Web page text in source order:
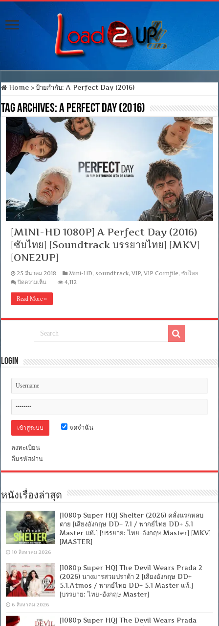
Home > ป้ายกำกับ:A Perfect Day (2016)
Tag Archives:A Perfect Day (2016)
[MINI-HD 1080P] A Perfect Day (2016)
[ซับไทย] [Soundtrack บรรยายไทย] [MKV]
[ONE2UP]
25 มีนาคม 2018 Mini-HD, soundtrack,VIP,VIP Cornfile,ซับไทย
ปิดความเห็น
1080P]
Perfect
(2016)
บรรยาย
[MKV]
4,112
Read More »
Login
จดจำฉัน
ลงทะเบียน
ลืมรหัสผ่าน
หนังเรื่องล่าสุด
[1080p Super HQ] Shelter (2026) คลั่งนรกหลบ
ตาย [เสียงอังกฤษ DD+ 7.1 / พากย์ไทย DD+ 5.1
Master แท้.] [บรรยาย: ไทย-อังกฤษ Master] [MKV]
[MASTER]
10 สิงหาคม 2026
[1080p Super HQ] The Devil Wears Prada 2
(2026) นางมารสวมปราด้า 2 [เสียงอังกฤษ DD+
5.1.Atmos / พากย์ไทย DD+ 5.1 Master แท้.]
[บรรยาย: ไทย-อังกฤษ Master]
6 สิงหาคม 2026
[1080p Super HQ] The Devil Wears Prada